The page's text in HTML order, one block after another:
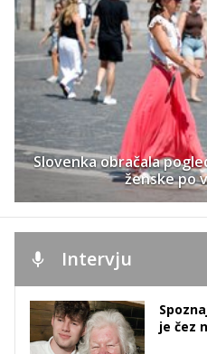
Slovenka obračala
ženske po
Intervju
je čez